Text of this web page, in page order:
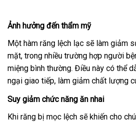
Ảnh hưởng đến thẩm mỹ
Một hàm răng lệch lạc sẽ làm giảm
mặt, trong nhiều trường hợp người
miệng bình thường. Điều này có thể
ngại giao tiếp, làm giảm chất lượng
Suy giảm chức năng ăn nhai
Khi răng bị mọc lệch sẽ khiến cho